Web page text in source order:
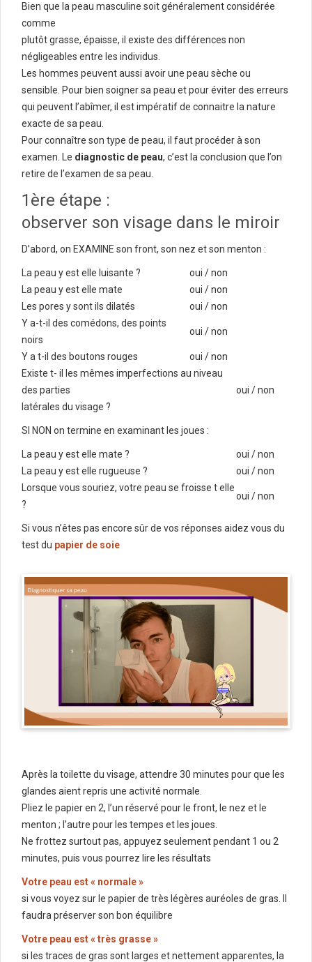
Bien que la peau masculine soit généralement considérée
comme
plutôt grasse, épaisse, il existe des différences non
négligeables entre les individus.
Les hommes peuvent aussi avoir une peau sèche ou
sensible. Pour bien soigner sa peau et pour éviter des erreurs
qui peuvent l’abîmer, il est impératif de connaitre la nature
exacte de sa peau.
Pour connaître son type de peau, il faut procéder à son
examen. Le diagnostic de peau, c’est la conclusion que l’on
retire de l’examen de sa peau.
1ère étape :
observer son visage dans le miroir
D’abord, on EXAMINE son front, son nez et son menton :
La peau y est elle luisante ?
oui / non
La peau y est elle mate
oui / non
Les pores y sont ils dilatés
oui / non
Y a-t-il des comédons, des points
noirs
oui / non
Y a t-il des boutons rouges
oui / non
Existe t- il les mêmes imperfections au niveau
des parties
latérales du visage ?
oui / non
SI NON on termine en examinant les joues :
La peau y est elle mate ?
oui / non
La peau y est elle rugueuse ?
oui / non
Lorsque vous souriez, votre peau se froisse t elle
?
oui / non
Si vous n’êtes pas encore sûr de vos réponses aidez vous du
test du papier de soie
Après la toilette du visage, attendre 30 minutes pour que les
glandes aient repris une activité normale.
Pliez le papier en 2, l’un réservé pour le front, le nez et le
menton ; l’autre pour les tempes et les joues.
Ne frottez surtout pas, appuyez seulement pendant 1 ou 2
minutes, puis vous pourrez lire les résultats
Votre peau est « normale »
si vous voyez sur le papier de très légères auréoles de gras. Il
faudra préserver son bon équilibre
Votre peau est « très grasse »
si les traces de gras sont larges et nettement apparentes, la